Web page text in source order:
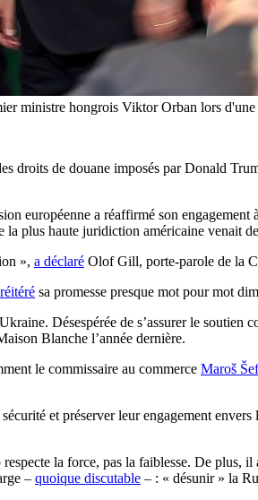
ministre hongrois Viktor Orban lors
droits de douane imposés par Donald
européenne a réaffirmé son
plus haute juridiction américaine venait
», a déclaré Olof Gill, porte-parole de la
réitéré sa promesse presque mot pour mot
Désespérée de s’assurer le
Blanche l’année dernière.
le commissaire au commerce Maroš
et préserver leur engagement
respecte la force, pas la faiblesse. De plus, il
– quoique discutable – : « désunir » la